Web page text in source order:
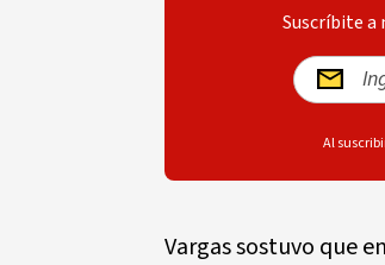
Suscríbite
Al
Vargas sostuvo que